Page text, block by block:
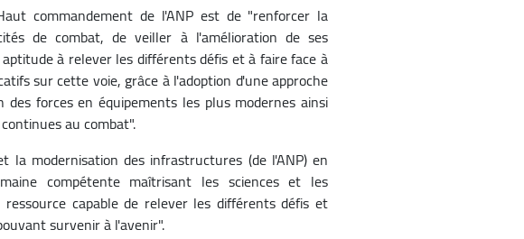
commandement de l'ANP est de "renforcer la
de combat, de veiller à l'amélioration de ses
à relever les différents défis et à faire face à
sur cette voie, grâce à l'adoption d'une approche
forces en équipements les plus modernes ainsi
au combat".
modernisation des infrastructures (de l'ANP) en
compétente maîtrisant les sciences et les
capable de relever les différents défis et
survenir à l'avenir".